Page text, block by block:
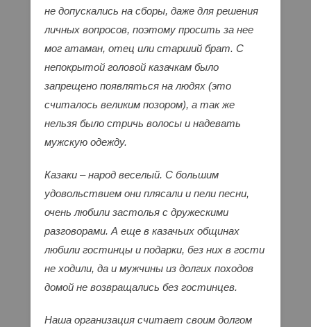
не допускались на сборы, даже для решения
личных вопросов, поэтому просить за нее
мог атаман, отец или старший брат. С
непокрытой головой казачкам было
запрещено появляться на людях (это
считалось великим позором), а так же
нельзя было стричь волосы и надевать
мужскую одежду.
Казаки – народ веселый. С большим
удовольствием они плясали и пели песни,
очень любили застолья с дружескими
разговорами. А еще в казачьих общинах
любили гостинцы и подарки, без них в гости
не ходили, да и мужчины из долгих походов
домой не возвращались без гостинцев.
Наша организация считает своим долгом